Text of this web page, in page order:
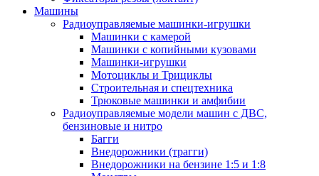
Машины
Радиоуправляемые машинки-игрушки
Машинки с камерой
Машинки с копийными кузовами
Машинки-игрушки
Мотоциклы и Трициклы
Строительная и спецтехника
Трюковые машинки и амфибии
Радиоуправляемые модели машин с ДВС,
бензиновые и нитро
Багги
Внедорожники (трагги)
Внедорожники на бензине 1:5 и 1:8